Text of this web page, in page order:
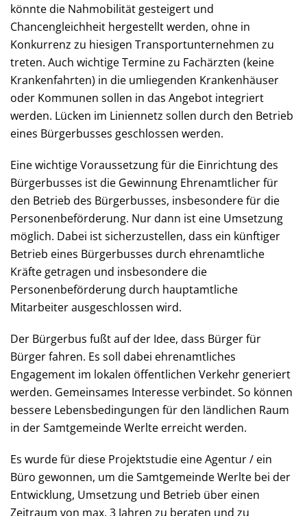
könnte die Nahmobilität gesteigert und
Chancengleichheit hergestellt werden, ohne in
Konkurrenz zu hiesigen Transportunternehmen zu
treten. Auch wichtige Termine zu Fachärzten (keine
Krankenfahrten) in die umliegenden Krankenhäuser
oder Kommunen sollen in das Angebot integriert
werden. Lücken im Liniennetz sollen durch den Betrieb
eines Bürgerbusses geschlossen werden.
Eine wichtige Voraussetzung für die Einrichtung des
Bürgerbusses ist die Gewinnung Ehrenamtlicher für
den Betrieb des Bürgerbusses, insbesondere für die
Personenbeförderung. Nur dann ist eine Umsetzung
möglich. Dabei ist sicherzustellen, dass ein künftiger
Betrieb eines Bürgerbusses durch ehrenamtliche
Kräfte getragen und insbesondere die
Personenbeförderung durch hauptamtliche
Mitarbeiter ausgeschlossen wird.
Der Bürgerbus fußt auf der Idee, dass Bürger für
Bürger fahren. Es soll dabei ehrenamtliches
Engagement im lokalen öffentlichen Verkehr generiert
werden. Gemeinsames Interesse verbindet. So können
bessere Lebensbedingungen für den ländlichen Raum
in der Samtgemeinde Werlte erreicht werden.
Es wurde für diese Projektstudie eine Agentur / ein
Büro gewonnen, um die Samtgemeinde Werlte bei der
Entwicklung, Umsetzung und Betrieb über einen
Zeitraum von max. 3 Jahren zu beraten und zu